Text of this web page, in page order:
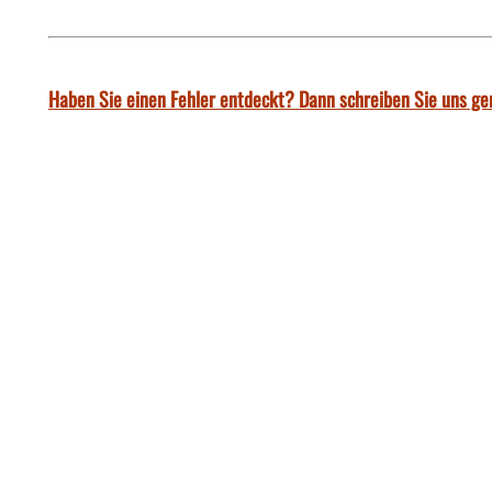
Haben Sie einen Fehler entdeckt? Dann schreiben Sie uns